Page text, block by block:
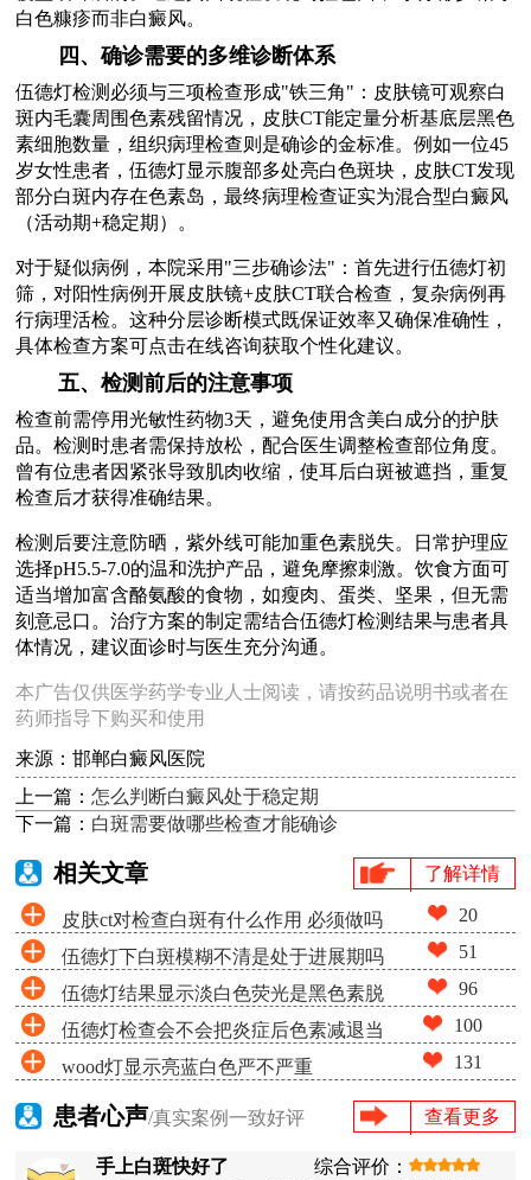
白色糠疹而非白癜风。
四、确诊需要的多维诊断体系
伍德灯检测必须与三项检查形成"铁三角"：皮肤镜可观察白
斑内毛囊周围色素残留情况，皮肤CT能定量分析基底层黑色
素细胞数量，组织病理检查则是确诊的金标准。例如一位45
岁女性患者，伍德灯显示腹部多处亮白色斑块，皮肤CT发现
部分白斑内存在色素岛，最终病理检查证实为混合型白癜风
（活动期+稳定期）。
对于疑似病例，本院采用"三步确诊法"：首先进行伍德灯初
筛，对阳性病例开展皮肤镜+皮肤CT联合检查，复杂病例再
行病理活检。这种分层诊断模式既保证效率又确保准确性，
具体检查方案可点击在线咨询获取个性化建议。
五、检测前后的注意事项
检查前需停用光敏性药物3天，避免使用含美白成分的护肤
品。检测时患者需保持放松，配合医生调整检查部位角度。
曾有位患者因紧张导致肌肉收缩，使耳后白斑被遮挡，重复
检查后才获得准确结果。
检测后要注意防晒，紫外线可能加重色素脱失。日常护理应
选择pH5.5-7.0的温和洗护产品，避免摩擦刺激。饮食方面可
适当增加富含酪氨酸的食物，如瘦肉、蛋类、坚果，但无需
刻意忌口。治疗方案的制定需结合伍德灯检测结果与患者具
体情况，建议面诊时与医生充分沟通。
本广告仅供医学药学专业人士阅读，请按药品说明书或者在
药师指导下购买和使用
来源：邯郸白癜风医院
上一篇：怎么判断白癜风处于稳定期
下一篇： 白斑需要做哪些检查才能确诊
相关文章 了解详情
皮肤ct对检查白斑有什么作用 必须做吗 20
伍德灯下白斑模糊不清是处于进展期吗 51
伍德灯结果显示淡白色荧光是黑色素脱
失很少吗
96
伍德灯检查会不会把炎症后色素减退当
成白癜风
100
wood灯显示亮蓝白色严不严重 131
患者心声/真实案例一致好评 查看更多
手上白斑快好了
综合评价：